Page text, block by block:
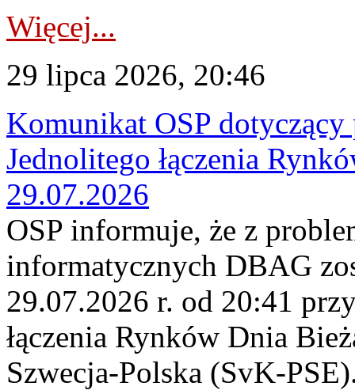
Więcej...
29 lipca 2026, 20:46
Komunikat OSP
Jednolitego łączenia
29.07.2026
OSP informuje, że z
informatycznych DBAG
29.07.2026 r. od 20:41
łączenia Rynków Dnia
Szwecja-Polska (SvK-